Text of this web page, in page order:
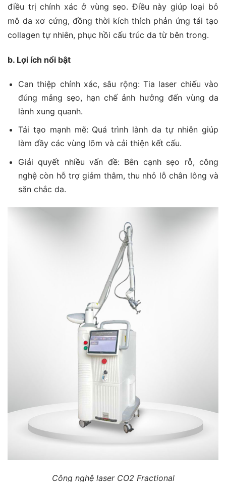
điều trị chính xác ở vùng sẹo. Điều này giúp loại bỏ
mô da xơ cứng, đồng thời kích thích phản ứng tái tạo
collagen tự nhiên, phục hồi cấu trúc da từ bên trong.
b. Lợi ích nổi bật
Can thiệp chính xác, sâu rộng: Tia laser chiếu vào
đúng mảng sẹo, hạn chế ảnh hưởng đến vùng da
lành xung quanh.
Tái tạo mạnh mẽ: Quá trình lành da tự nhiên giúp
làm đầy các vùng lõm và cải thiện kết cấu.
Giải quyết nhiều vấn đề: Bên cạnh sẹo rỗ, công
nghệ còn hỗ trợ giảm thâm, thu nhỏ lỗ chân lông và
săn chắc da.
Công nghệ laser CO2 Fractional